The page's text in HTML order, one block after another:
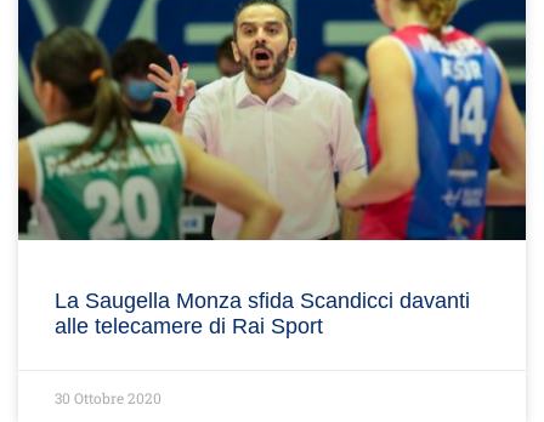
La Saugella Monza sfida Scandicci davanti
alle telecamere di Rai Sport
30 Ottobre 2020